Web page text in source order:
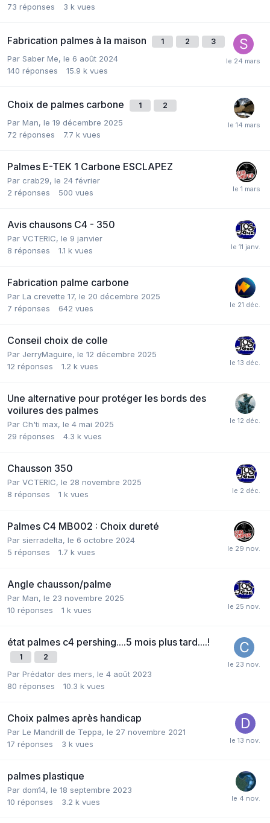
73 réponses 3 k vues
Fabrication palmes à la maison 1 2 3
Par Saber Me, le 6 août 2024
140 réponses 15.9 k vues
Choix de palmes carbone 1 2
Par Man, le 19 décembre 2025
72 réponses 7.7 k vues
Palmes E-TEK 1 Carbone ESCLAPEZ
Par crab29, le 24 février
2 réponses 500 vues
Avis chausons C4 - 350
Par VCTERIC, le 9 janvier
8 réponses 1.1 k vues
Fabrication palme carbone
Par La crevette 17, le 20 décembre 2025
7 réponses 642 vues
Conseil choix de colle
Par JerryMaguire, le 12 décembre 2025
12 réponses 1.2 k vues
Une alternative pour protéger les bords des
voilures des palmes
Par Ch'ti max, le 4 mai 2025
29 réponses 4.3 k vues
Chausson 350
Par VCTERIC, le 28 novembre 2025
8 réponses 1 k vues
Palmes C4 MB002 : Choix dureté
Par sierradelta, le 6 octobre 2024
5 réponses 1.7 k vues
Angle chausson/palme
Par Man, le 23 novembre 2025
10 réponses 1 k vues
état palmes c4 pershing....5 mois plus tard....!
1 2
Par Prédator des mers, le 4 août 2023
80 réponses 10.3 k vues
Choix palmes après handicap
Par Le Mandrill de Teppa, le 27 novembre 2021
17 réponses 3 k vues
palmes plastique
Par dom14, le 18 septembre 2023
10 réponses 3.2 k vues